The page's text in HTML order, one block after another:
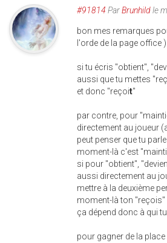
#91814 ParBrunhildle
bon mes remarques
l'orde de la page office )
si tu écris "obtient",
aussi que tu mettes
et donc "reçoit"
par contre, pour
directement au joueur
peut penser que tu
moment-là c'est
si pour "obtient",
aussi directement au
mettre à la deuxième
moment-là ton "reçois"
ça dépend donc à qui
pour gagner de la